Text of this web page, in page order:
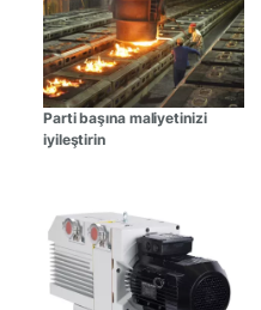
Parti başına maliyetinizi
iyileştirin